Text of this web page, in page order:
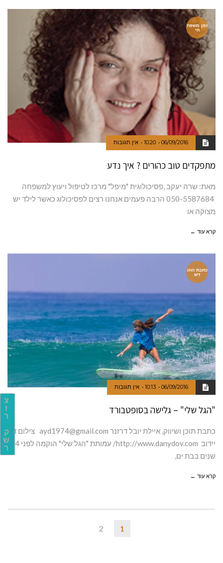
צ
ו
ר
ק
ש
ר
זמן משפח
תי
06/09/2016
10:20 אין תגובות
מתפקדים טוב כהורים ? איך נדע
מאת: שרה יעקב ,פסיכולוגית "מיפל" מרכז לטיפול ויעוץ למשפחה
050-5587684 הרבה פעמים אנחנו רצים לפסיכולוג כאשר לילד יש
מצוקה או
קרא עוד ←
כתבת החו
דש
06/09/2016
10:13 אין תגובות
"הגל שלי" – גלישה בסופטבורד
כתבת תוכן ושיווק, איילת יובל דרזנר ayd1974@gmail.com צילום דן
יידוב http://www.danydov.com/ עמותת "הגל שלי" הוקמה לפני 4
שנים בבת ים,
קרא עוד ←
1
2